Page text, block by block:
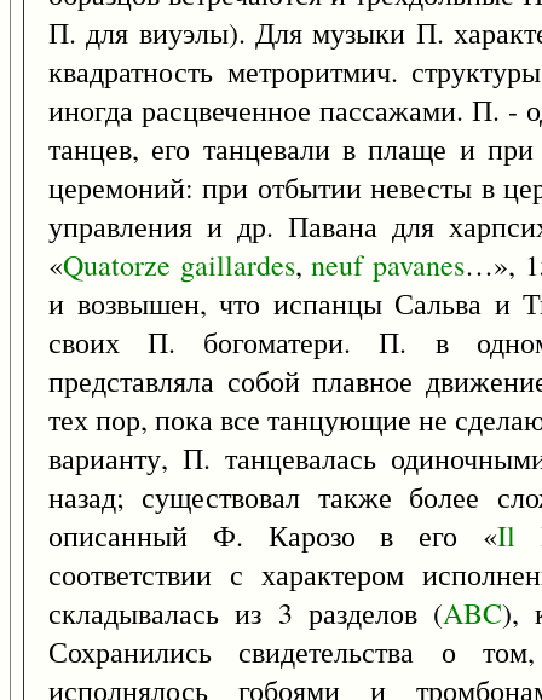
П. для виуэлы). Для музыки П.
квадратность метроритмич.
иногда расцвеченное пассажами. П. -
танцев, его танцевали в плаще и
церемоний: при отбытии невесты в
управления и др. Павана для
«Quatorze gaillardes,neuf pavanes…»,
и возвышен, что испанцы Сальва и
своих П. богоматери. П. в
представляла собой плавное
тех пор, пока все танцующие не
варианту, П. танцевалась
назад; существовал также более
описанный Ф. Карозо в его «Il
соответствии с характером
складывалась из 3 разделов (ABC),
Сохранились свидетельства о
исполнялось гобоями и